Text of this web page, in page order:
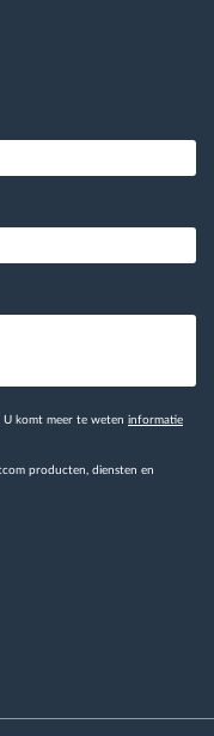
U komt meer te weten informatie
producten, diensten en